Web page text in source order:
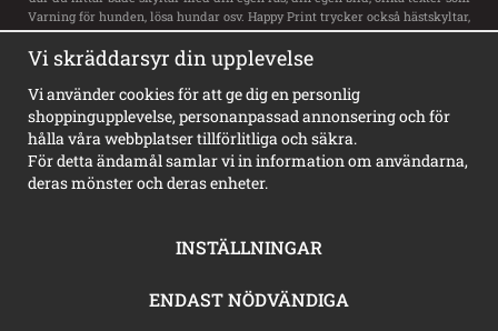
Varning för hunden, lösa hundar osv. Happy Print trycker också hästskyltar,
transportdekaler och boxsskyltar samt dekaler till ditt hästsläp med namn och
svensk flagga. Vi har ett stort utbud av skyltar för privata tomt, privat område,
privat väg och privat gård. För företag erbjuder de alla typer av skyltar,
inklusive vägvisningsskyltar, laddskyltar för elbilar, personligt utformade
skyltar och olika typer av informationsskyltar. Happy Print har dessutom
Sveriges största sortiment av privat brygga skyltar, badplatsskyltar,
hundbadskyltar och mycket mer. Våra skyltar finns i en mängd olika stilar,
inklusive varningsskyltar, vackra gammeldags skyltar i emaljstil och
personligt utformade skyltar.
Vi skräddarsyr din upplevelse
Vi använder cookies för att ge dig en personlig
shoppingupplevelse, personanpassad annonsering och för
hålla våra webbplatser tillförlitliga och säkra.
För detta ändamål samlar vi in information om användarna,
deras mönster och deras enheter.
INSTÄLLNINGAR
ENDAST NÖDVÄNDIGA